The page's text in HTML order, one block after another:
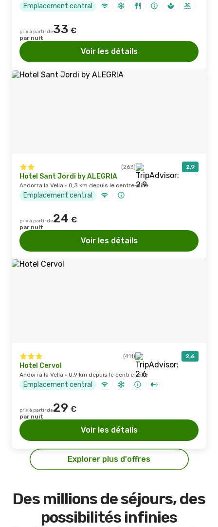
Emplacement central
prix à partir de33 €
par nuit
Voir les détails
(263) 2,9
Hotel Sant Jordi by ALEGRIA
Andorra la Vella · 0,3 km depuis le centre-ville
Emplacement central
prix à partir de24 €
par nuit
Voir les détails
(411) 2,6
Hotel Cervol
Andorra la Vella · 0,9 km depuis le centre-ville
Emplacement central
prix à partir de29 €
par nuit
Voir les détails
Explorer plus d'offres
Des millions de séjours, des
possibilités infinies